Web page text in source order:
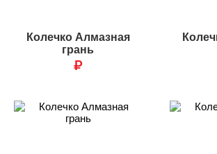
Колечко Алмазная
грань
₽